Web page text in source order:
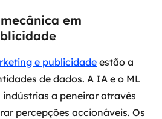
em
e publicidade estão a
de dados. A IA e o ML
a peneirar através
percepções accionáveis. Os